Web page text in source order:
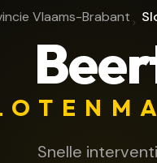
Vlaams-Brabant
Vlaams-Brabant
Snelle